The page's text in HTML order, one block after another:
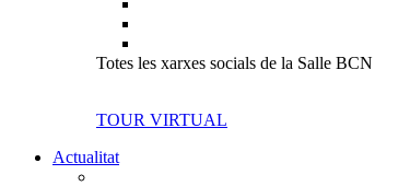
Totes les xarxes socials de la Salle BCN
TOUR VIRTUAL
Actualitat